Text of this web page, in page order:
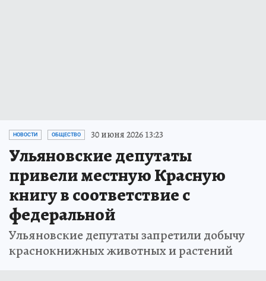
НОВОСТИ ОБЩЕСТВО 30 июня 2026 13:23
Ульяновские депутаты
привели местную Красную
книгу в соответствие с
федеральной
Ульяновские депутаты запретили добычу
краснокнижных животных и растений